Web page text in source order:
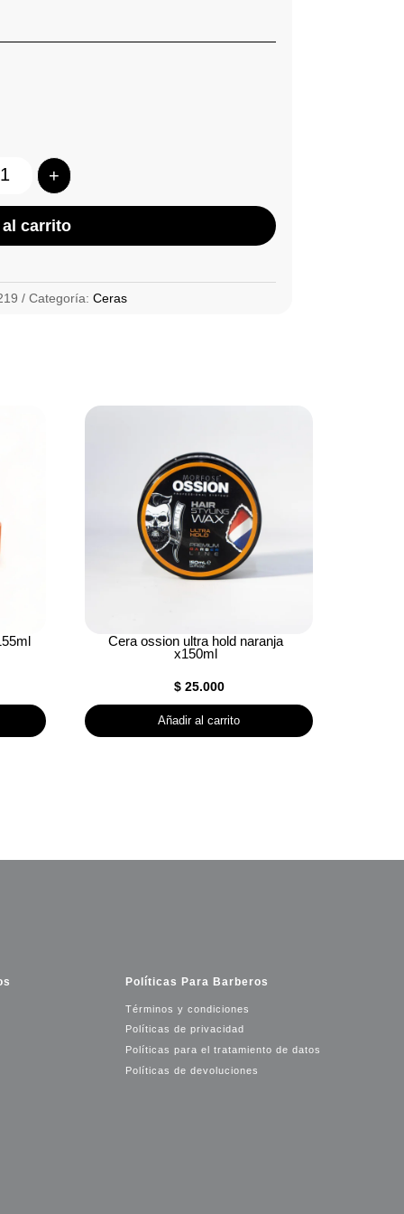
Quantity+
carrito
Categoría: Ceras
Cera ossion ultra hold naranja
x150ml
$25.000
Añadir al carrito
Políticas Para Barberos
Términos y condiciones
Políticas de privacidad
Políticas para el tratamiento de datos
Políticas de devoluciones